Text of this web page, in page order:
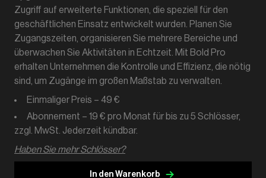
Zugriff auf erweiterte Funktionen, die speziell für den
geschäftlichen Einsatz entwickelt wurden. Planen Sie
Zugangszeiten, organisieren Sie mehrere Bereiche und
überwachen Sie Aktivitäten in Echtzeit. Mit Bold Pro
erhalten Unternehmen die Kontrolle und Effizienz, die nötig
sind, um Zugänge im großen Maßstab zu verwalten.
Einmaliger Preis – 49 €
Abonnement – 19 € pro Monat für bis zu 5 Schlösser,
zzgl. MwSt. Jederzeit kündbar.
Haben Sie mehr Schlösser?
In den Warenkorb